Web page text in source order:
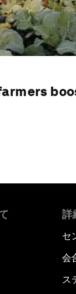
詳
セ
会
ス